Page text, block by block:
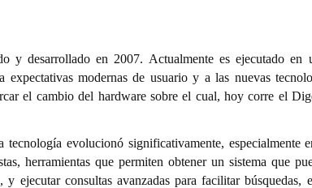
y desarrollado en 2007. Actualmente es ejecutado en
modernas de usuario y a las nuevas
el cambio del hardware sobre el cual, hoy corre el
evolucionó significativamente, especialmente
herramientas que permiten obtener un sistema que
ejecutar consultas avanzadas para facilitar búsquedas,